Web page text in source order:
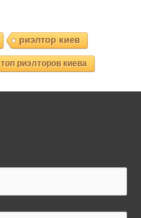
риэлтор киев
топ риэлторов киева